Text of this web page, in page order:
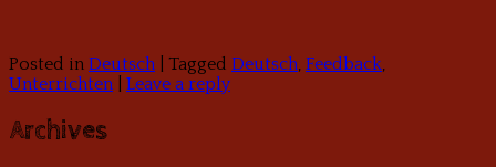
Posted in Deutsch Tagged Deutsch Feedback
Unterrichten
Leave a reply
Archives